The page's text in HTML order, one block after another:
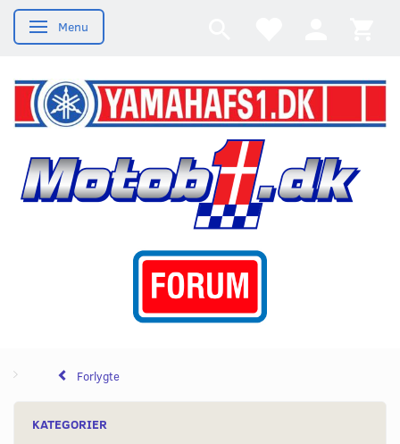
Skifte navigation
Menu
Forlygte
KATEGORIER